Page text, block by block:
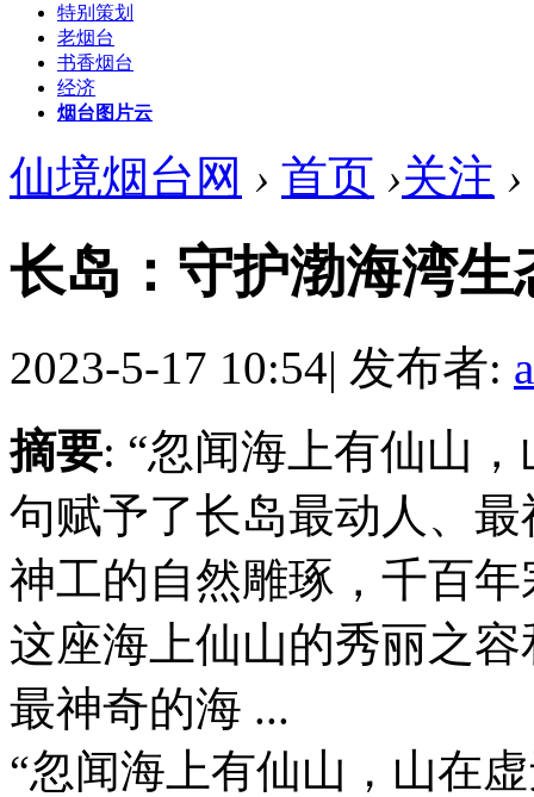
特别策划
老烟台
书香烟台
经济
烟台图片云
仙境烟台网 › 首页 ›关注 ›
长岛：守护渤海湾生
2023-5-17 10:54| 发布者:
摘要: “忽闻海上有仙山
句赋予了长岛最动人、
神工的自然雕琢，千百
这座海上仙山的秀丽之
最神奇的海 ...
“忽闻海上有仙山，山在